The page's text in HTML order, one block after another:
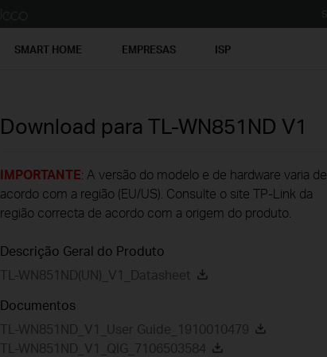
SMART HOME EMPRESAS ISP
Download para TL-WN851ND V1
IMPORTANTE: A versão do modelo e de hardware varia de
acordo com a região (EU/US). Consulte o site TP-Link da
região correcta de acordo com a origem do produto.
Descrição Geral do Produto
TL-WN851ND(UN)_V1_Datasheet
Documentos
TL-WN851ND_V1_User Guide_1910010479
TL-WN851ND_V1_QIG_7106503584